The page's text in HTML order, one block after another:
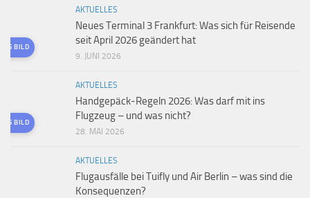
BILD
AKTUELLES
Neues Terminal 3 Frankfurt: Was sich für Reisende
seit April 2026 geändert hat
9. JUNI 2026
BILD
AKTUELLES
Handgepäck-Regeln 2026: Was darf mit ins
Flugzeug – und was nicht?
28. MAI 2026
AKTUELLES
Flugausfälle bei Tuifly und Air Berlin – was sind die
Konsequenzen?